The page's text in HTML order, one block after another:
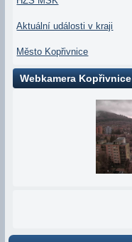
Aktuální události v kraji
Město Kopřivnice
Webkamera Kopřivnice